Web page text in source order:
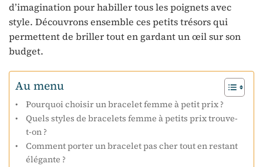
d’imagination pour habiller tous les poignets avec
style. Découvrons ensemble ces petits trésors qui
permettent de briller tout en gardant un œil sur son
budget.
Au menu
Pourquoi choisir un bracelet femme à petit prix ?
Quels styles de bracelets femme à petits prix trouve-
t-on ?
Comment porter un bracelet pas cher tout en restant
élégante ?